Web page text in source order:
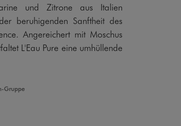
und Zitrone aus Italien
beruhigenden Sanftheit des
Angereichert mit Moschus
L'Eau Pure eine umhüllende
Gruppe